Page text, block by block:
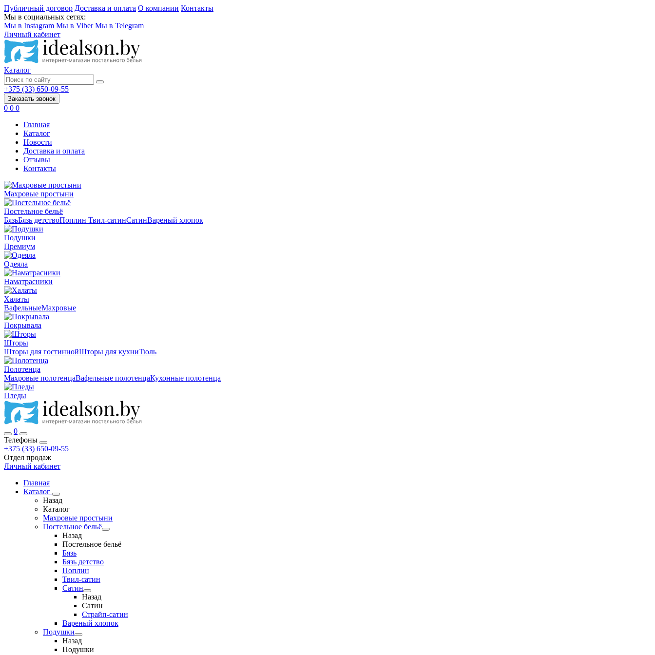
Публичный договор Доставка и оплата О компании Контакты
Мы в социальных сетях:
Мы в Instagram Мы в Viber Мы в Telegram
Личный кабинет
Каталог
+375 (33) 650-09-55
Заказать звонок
0 0 0
Главная
Каталог
Новости
Доставка и оплата
Отзывы
Контакты
Махровые простыни
Постельное бельё
БязьБязь детствоПоплин Твил-сатинСатинВареный хлопок
Подушки
Премиум
Одеяла
Наматрасники
Халаты
ВафельныеМахровые
Покрывала
Шторы
Шторы для гостиннойШторы для кухниТюль
Полотенца
Махровые полотенцаВафельные полотенцаКухонные полотенца
Пледы
0
Телефоны
+375 (33) 650-09-55
Отдел продаж
Личный кабинет
Главная
Каталог
Назад
Каталог
Махровые простыни
Постельное бельё
Назад
Постельное бельё
Бязь
Бязь детство
Поплин
Твил-сатин
Сатин
Назад
Сатин
Страйп-сатин
Вареный хлопок
Подушки
Назад
Подушки